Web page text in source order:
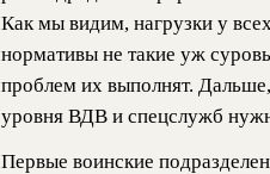
Как мы видим, нагрузки у
нормативы не такие уж
проблем их выполнят.
уровня ВДВ и спецслужб
Первые воинские